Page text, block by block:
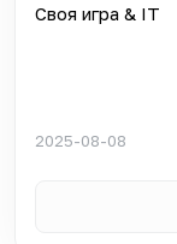
Своя игра & IT
2025-08-08